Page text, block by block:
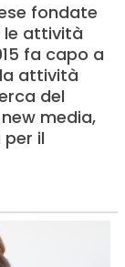
fondate
le attività
fa capo a
attività
del
media,
il